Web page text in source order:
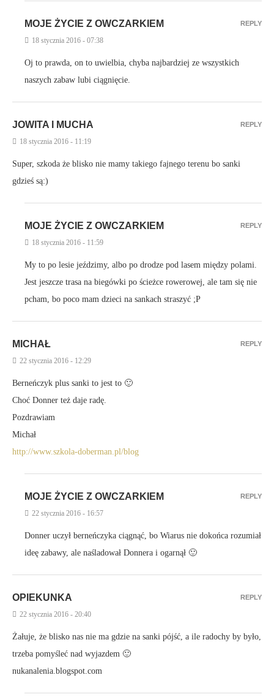
MOJE ŻYCIE Z OWCZARKIEM
18 stycznia 2016 - 07:38
Oj to prawda, on to uwielbia, chyba najbardziej ze wszystkich
naszych zabaw lubi ciągnięcie.
REPLY
JOWITA I MUCHA
18 stycznia 2016 - 11:19
Super, szkoda że blisko nie mamy takiego fajnego terenu bo sanki
gdzieś są:)
REPLY
MOJE ŻYCIE Z OWCZARKIEM
18 stycznia 2016 - 11:59
My to po lesie jeździmy, albo po drodze pod lasem między polami.
Jest jeszcze trasa na biegówki po ścieżce rowerowej, ale tam się nie
pcham, bo poco mam dzieci na sankach straszyć ;P
REPLY
MICHAŁ
22 stycznia 2016 - 12:29
Berneńczyk plus sanki to jest to 🙂
Choć Donner też daje radę.
Pozdrawiam
Michał
http://www.szkola-doberman.pl/blog
REPLY
MOJE ŻYCIE Z OWCZARKIEM
22 stycznia 2016 - 16:57
Donner uczył berneńczyka ciągnąć, bo Wiarus nie dokońca rozumiał
ideę zabawy, ale naśladował Donnera i ogarnął 🙂
REPLY
OPIEKUNKA
22 stycznia 2016 - 20:40
Żałuje, że blisko nas nie ma gdzie na sanki pójść, a ile radochy by było,
trzeba pomyśleć nad wyjazdem 🙂
nukanalenia.blogspot.com
REPLY